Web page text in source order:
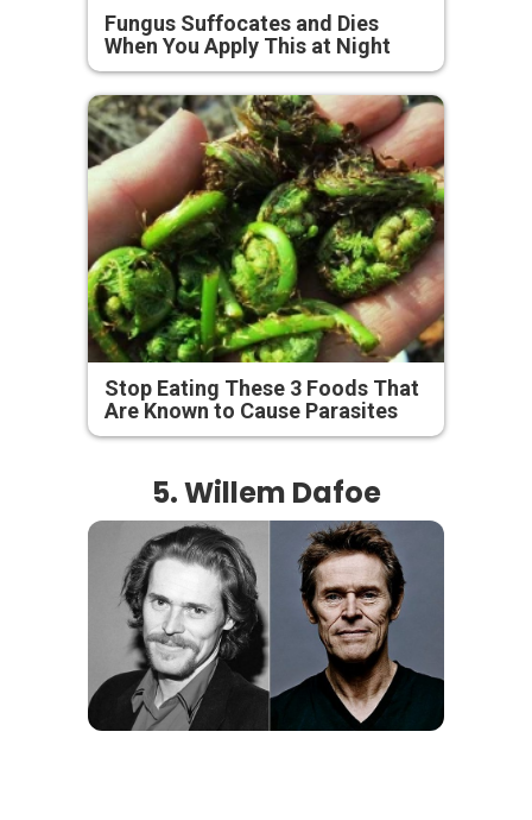
Fungus Suffocates and Dies
When You Apply This at Night
Stop Eating These 3 Foods That
Are Known to Cause Parasites
5. Willem Dafoe